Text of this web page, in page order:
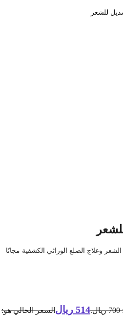
الصلع الوراثي الكشفية مجانًا
514 ريال السعر الحالي هو: